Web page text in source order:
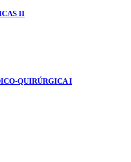
II
QUIRÚRGICA I